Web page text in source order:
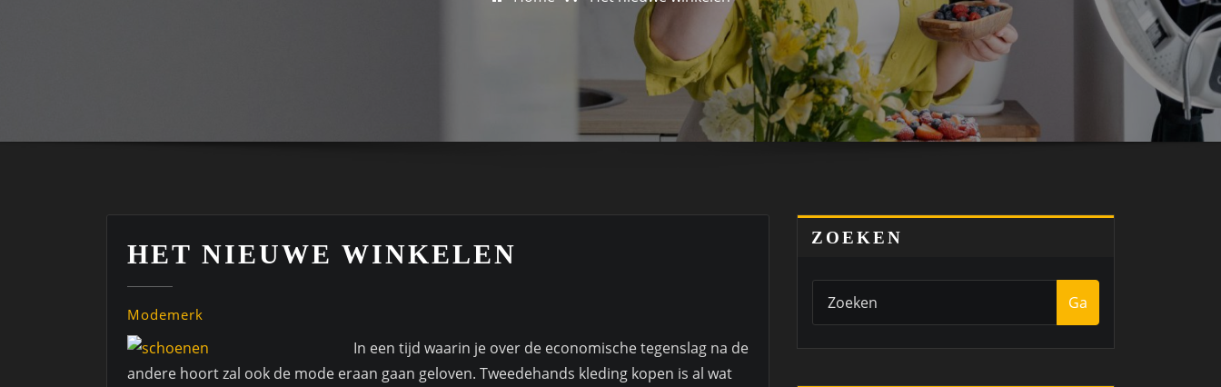
HET NIEUWE WINKELEN
Modemerk
In een tijd waarin je over de economische tegenslag na de
andere hoort zal ook de mode eraan gaan geloven. Tweedehands kleding kopen is al wat
ZOEKEN
Ga